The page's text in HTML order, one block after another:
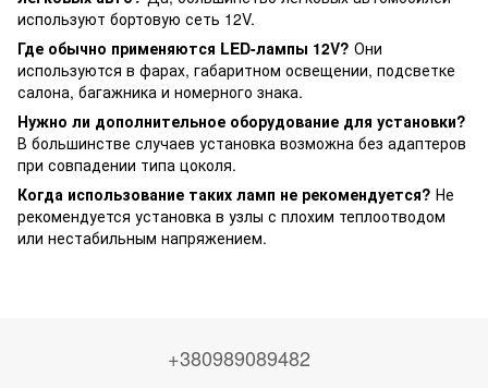
используют бортовую сеть 12V.
Где обычно применяются LED-лампы 12V? Они
используются в фарах, габаритном освещении, подсветке
салона, багажника и номерного знака.
Нужно ли дополнительное оборудование для установки?
В большинстве случаев установка возможна без адаптеров
при совпадении типа цоколя.
Когда использование таких ламп не рекомендуется? Не
рекомендуется установка в узлы с плохим теплоотводом
или нестабильным напряжением.
+380989089482